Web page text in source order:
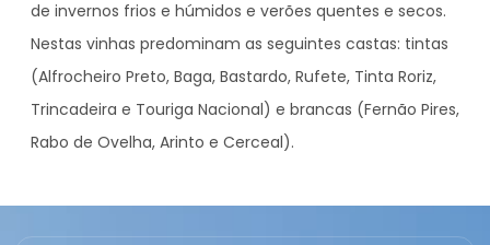
de invernos frios e húmidos e verões quentes e secos.
Nestas vinhas predominam as seguintes castas: tintas
(Alfrocheiro Preto, Baga, Bastardo, Rufete, Tinta Roriz,
Trincadeira e Touriga Nacional) e brancas (Fernão Pires,
Rabo de Ovelha, Arinto e Cerceal).